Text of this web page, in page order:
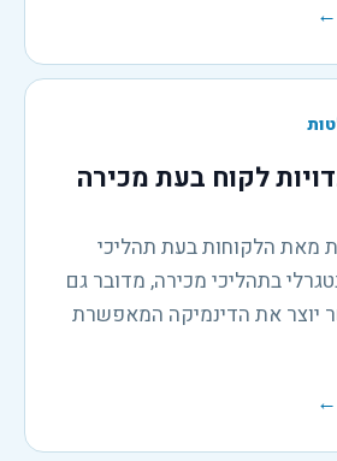
←
לקוח בעת מכירה
מאת הלקוחות בעת תהליכי
בתהליכי מכירה, מדובר גם
יוצר את הדינמיקה המאפשרת
←